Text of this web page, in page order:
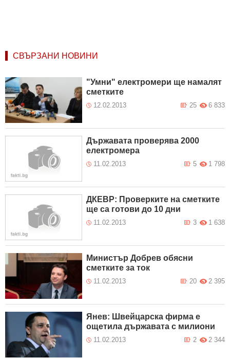
СВЪРЗАНИ НОВИНИ
"Умни" електромери ще намалят
сметките
12.02.2013 6 833
25
Държавата проверява 2000
електромера
11.02.2013 1 798
5
ДКЕВР: Проверките на сметките
ще са готови до 10 дни
11.02.2013 1 638
3
Министър Добрев обясни
сметките за ток
11.02.2013 2 395
20
Янев: Швейцарска фирма е
ощетила държавата с милиони
11.02.2013 2 344
2